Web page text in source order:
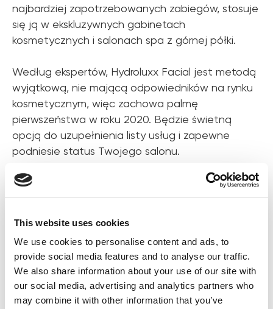
This website uses cookies
We use cookies to personalise content and ads, to
provide social media features and to analyse our traffic.
We also share information about your use of our site with
our social media, advertising and analytics partners who
may combine it with other information that you’ve
najbardziej zapotrzebowanych zabiegów, stosuje
się ją w ekskluzywnych gabinetach
kosmetycznych i salonach spa z górnej półki.
Według ekspertów, Hydroluxx Facial jest metodą
wyjątkową, nie mającą odpowiedników na rynku
kosmetycznym, więc zachowa palmę
pierwszeństwa w roku 2020. Będzie świetną
opcją do uzupełnienia listy usług i zapewne
podniesie status Twojego salonu.
Jest to zabieg odmładzający i ujędrniający skórę
oparty o technologię fal radiowych, alternatywa
dla liftingu chirurgicznego. Pomaga w
redukowaniu zmarszczek, poprawie elastyczności
skóry i modelowaniu owalu twarzy.